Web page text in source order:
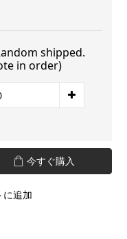
shipped.
in order)
今すぐ購入
に追加